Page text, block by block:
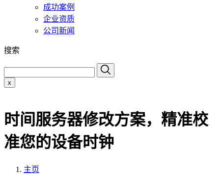
成功案例
企业资质
公司新闻
搜索
x
时间服务器修改方案，精准校
准您的设备时钟
主页